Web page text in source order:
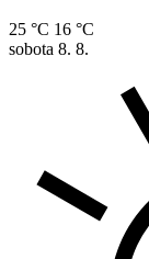
25 °C 16 °C
sobota 8. 8.